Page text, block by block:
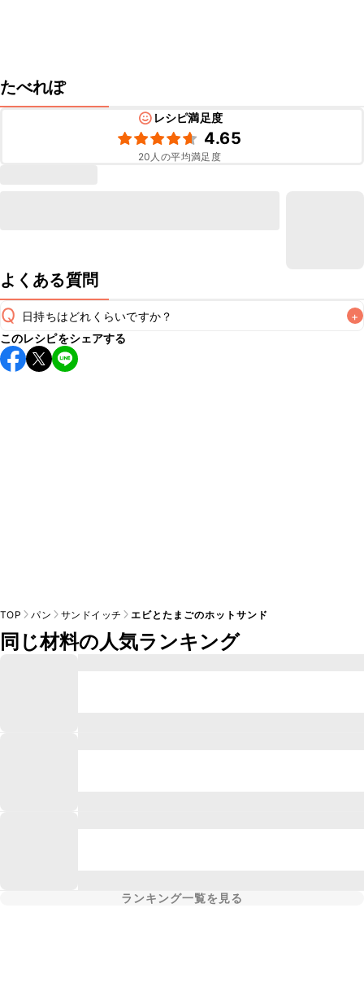
たべれぽ
レシピ満足度
4.65
20 人の平均満足度
よくある質問
Q 日持ちはどれくらいですか？ +
保存期間は冷蔵で当日中が目安です。なるべくお早めにお召
し上がりください。
このレシピをシェアする
TOP パン サンドイッチ エビとたまごのホットサンド
同じ材料の人気ランキング
ランキング一覧を見る